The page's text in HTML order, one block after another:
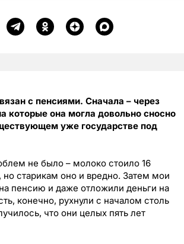
с пенсиями. Сначала – через
она могла довольно сносно
уже государстве под
не было – молоко стоило 16
старикам оно и вредно. Затем мои
пенсию и даже отложили деньги на
конечно, рухнули с началом столь
что они целых пять лет